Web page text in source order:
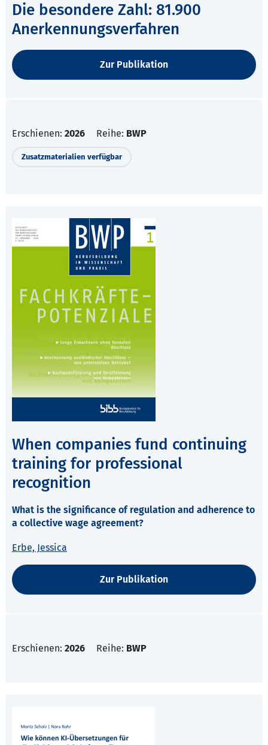
Die besondere Zahl: 81.900
Anerkennungsverfahren
Zur Publikation
Erschienen: 2026 Reihe: BWP
Zusatzmaterialien verfügbar
When companies fund continuing
training for professional
recognition
What is the significance of regulation and adherence to
a collective wage agreement?
Erbe, Jessica
Zur Publikation
Erschienen: 2026 Reihe: BWP